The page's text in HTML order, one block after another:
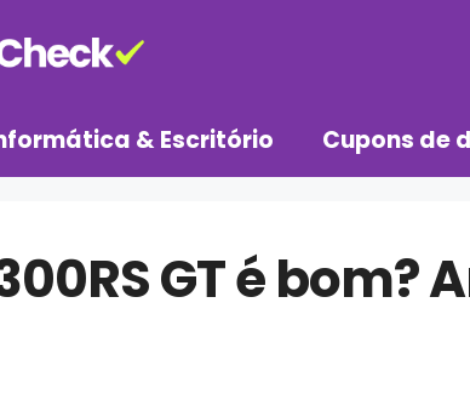
& Escritório Cupons de
GT é bom?